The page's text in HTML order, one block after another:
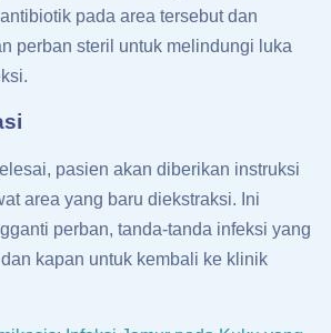
pada area tersebut dan
perban steril untuk melindungi luka
pasien akan diberikan instruksi
area yang baru diekstraksi. Ini
perban, tanda-tanda infeksi yang
kapan untuk kembali ke klinik